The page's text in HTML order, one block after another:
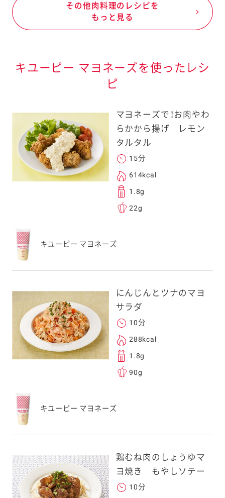
その他肉料理のレシピを
もっと見る
キユーピー マヨネーズを使ったレシ
ピ
マヨネーズで！お肉やわ
らかから揚げ レモン
タルタル
15分
614kcal
1.8g
22g
キユーピー マヨネーズ
にんじんとツナのマヨ
サラダ
10分
288kcal
1.8g
90g
キユーピー マヨネーズ
鶏むね肉のしょうゆマ
ヨ焼き もやしソテー
10分